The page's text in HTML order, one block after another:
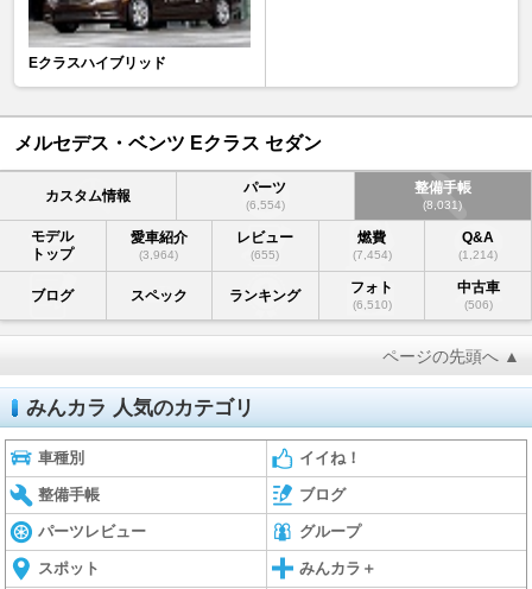
Eクラスハイブリッド
メルセデス・ベンツ Eクラス セダン
カスタム情報 パーツ
(6,554)
整備手帳
(8,031)
モデル
トップ
愛車紹介
(3,964)
レビュー
(655)
燃費
(7,454)
Q&A
(1,214)
ブログ スペック ランキング フォト
(6,510)
中古車
(506)
ページの先頭へ ▲
みんカラ 人気のカテゴリ
車種別 イイね！
整備手帳 ブログ
パーツレビュー グループ
スポット みんカラ＋